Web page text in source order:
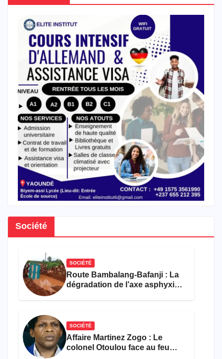
Société
SOCIÉTÉ
Route Bambalang-Bafanji : La
dégradation de l’axe asphyxie
SOCIÉTÉ
Affaire Martinez Zogo : Le
colonel Otoulou face au feu